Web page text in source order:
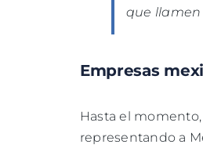
que llamen
Empresas
Hasta el
representando a